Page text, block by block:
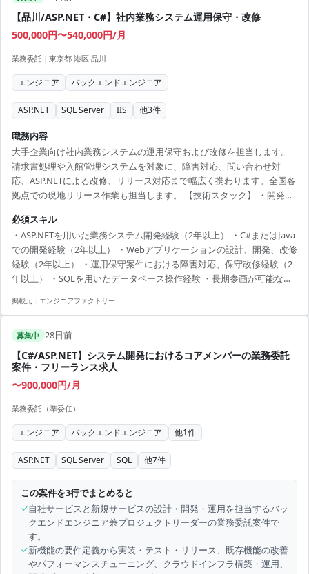
【品川/ASP.NET・C#】社内業務システム運用保守・改修
500,000円〜540,000円/月
業務委託 | 東京都 港区 品川
エンジニア バックエンドエンジニア
ASP.NET SQL Server IIS 他3件
職務内容
大手企業向け社内業務システムの運用保守および改修を担当します。
請求書処理や入館管理システムを対象に、障害対応、問い合わせ対
応、ASP.NETによる改修、リリース対応まで幅広く携わります。全国各
拠点での現地リリース作業も担当します。 【技術スタック】 ・開発言
ー：IIS ・その他：GeneXus
必須スキル
・ASP.NETを用いた業務システム開発経験（2年以上） ・C#またはJava
での開発経験（2年以上） ・Webアプリケーションの設計、開発、改修
経験（2年以上） ・運用保守案件における障害対応、保守改修経験（2
年以上） ・SQLを用いたデータベース操作経験 ・長期参画が可能な方
掲載元： エンジニアファクトリー
募集中 28日前
【C#/ASP.NET】システム開発におけるコアメンバーの業務委託
案件・フリーランス求人
〜900,000円/月
業務委託（準委任）
エンジニア バックエンドエンジニア 他1件
ASP.NET SQL Server SQL 他7件
この案件を3行でまとめると
✓自社サービスと新規サービスの設計・開発・運用を担当するバッ
クエンドエンジニア兼プロジェクトリーダーの業務委託案件で
す。
✓新機能の要件定義から実装・テスト・リリース、既存機能の改善
やパフォーマンスチューニング、クラウドインフラ構築・運用、